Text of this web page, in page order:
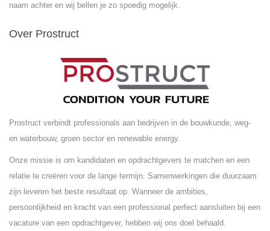
naam achter en wij bellen je zo spoedig mogelijk.
Over Prostruct
Prostruct verbindt professionals aan bedrijven in de bouwkunde, weg-
en waterbouw, groen sector en renewable energy.
Onze missie is om kandidaten en opdrachtgevers te matchen en een
relatie te creëren voor de lange termijn. Samenwerkingen die duurzaam
zijn leveren het beste resultaat op. Wanneer de ambities,
persoonlijkheid en kracht van een professional perfect aansluiten bij een
vacature van een opdrachtgever, hebben wij ons doel behaald.